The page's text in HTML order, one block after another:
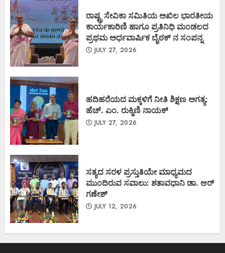
ರಾಷ್ಟ್ರ ಸೇವಿಕಾ ಸಮಿತಿಯ ಅಖಿಲ ಭಾರತೀಯ
ಕಾರ್ಯಕಾರಿಣಿ ಹಾಗೂ ಪ್ರತಿನಿಧಿ ಮಂಡಲದ
ಪ್ರಥಮ ಅರ್ಧವಾರ್ಷಿಕ ಬೈಠಕ್ ನ ಸಂಪನ್ನ
JULY 27, 2026
ಹದಿಹರೆಯದ ಮಕ್ಕಳಿಗೆ ನೀತಿ ಶಿಕ್ಷಣ ಅಗತ್ಯ:
ಹೆಚ್. ಎಂ. ರುಕ್ಮಿಣಿ ನಾಯಕ್
JULY 27, 2026
ಸತ್ಯದ ಸರಳ ಪ್ರಸ್ತುತಿಯೇ ಮಾಧ್ಯಮದ
ಮುಂದಿರುವ ಸವಾಲು: ಶತಾವಧಾನಿ ಡಾ. ಆರ್
ಗಣೇಶ್
JULY 12, 2026